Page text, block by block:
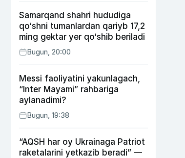
Samarqand shahri hududiga
qo‘shni tumanlardan qariyb 17,2
ming gektar yer qo‘shib beriladi
Bugun, 20:00
Messi faoliyatini yakunlagach,
“Inter Mayami” rahbariga
aylanadimi?
Bugun, 19:38
“AQSH har oy Ukrainaga Patriot
raketalarini yetkazib beradi” —